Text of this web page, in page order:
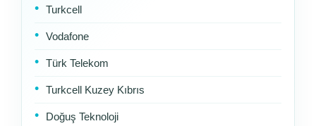
Turkcell
Vodafone
Türk Telekom
Turkcell Kuzey Kıbrıs
Doğuş Teknoloji